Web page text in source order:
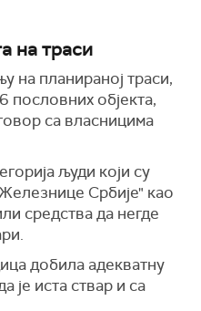
на траси
на планираној траси,
пословних објекта,
са власницима
људи који су
Србије" као
средства да негде
добила адекватну
је иста ствар и са